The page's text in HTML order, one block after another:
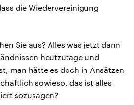
die Wiedervereinigung
Sie aus? Alles was jetzt dann
heutzutage und
man hätte es doch in Ansätzen
sowieso, das ist alles
sozusagen?